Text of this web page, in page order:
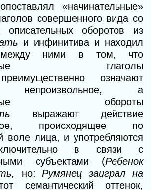
«начинательные»
совершенного вида со
описательных оборотов из
и инфинитива и находил
между ними в том, что
глаголы
преимущественно означают
непроизвольное, а
обороты
выражают действие
происходящее по
воле лица, и употребляются
в связи с
субъектами (Ребенок
но:Румянец заиграл на
семантический оттенок,